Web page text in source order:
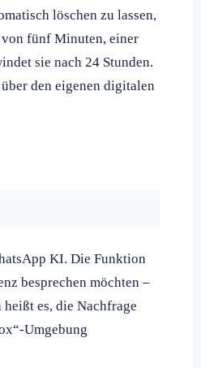
löschen zu lassen,
von fünf Minuten, einer
sie nach 24 Stunden.
den eigenen digitalen
KI. Die Funktion
besprechen möchten –
es, die Nachfrage
Umgebung